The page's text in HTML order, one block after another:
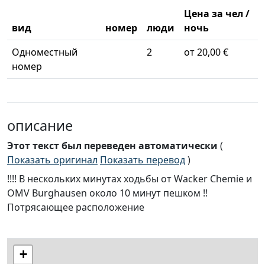
вид номер люди
Цена за чел /
ночь
Одноместный
номер
2 от 20,00 €
описание
Этот текст был переведен автоматически (
Показать оригинал Показать перевод)
!!!! В нескольких минутах ходьбы от Wacker Chemie и
OMV Burghausen около 10 минут пешком !!
Потрясающее расположение
+